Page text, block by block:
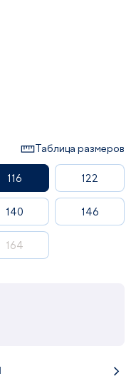
Таблица размеров
116 122
140 146
164